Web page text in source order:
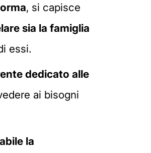
, si capisce
sia la famiglia
essi.
dedicato alle
ai bisogni
la